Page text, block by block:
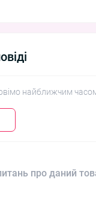
найближчим
про даний